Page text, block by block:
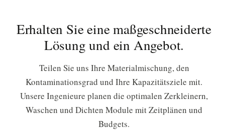
Erhalten Sie eine maßgeschneiderte
Lösung und ein Angebot.
Teilen Sie uns Ihre Materialmischung, den
Kontaminationsgrad und Ihre Kapazitätsziele mit.
Unsere Ingenieure planen die optimalen Zerkleinern,
Waschen und Dichten Module mit Zeitplänen und
Budgets.